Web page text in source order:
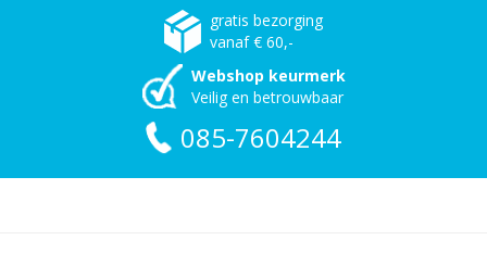
gratis bezorging
vanaf € 60,-
Webshop keurmerk
Veilig en betrouwbaar
085-7604244